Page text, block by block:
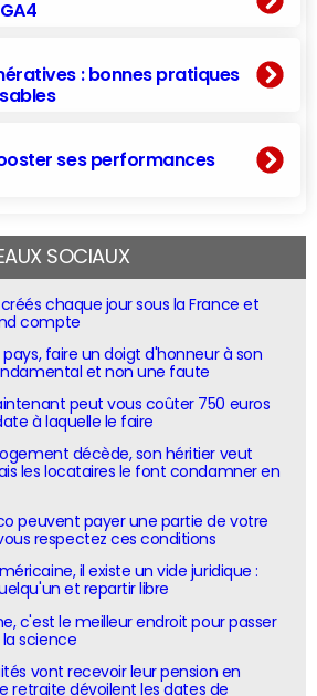
: bonnes pratiques
ses performances
SOCIAUX
chaque jour sous la France et
compte
faire un doigt d'honneur à son
et non une faute
peut vous coûter 750 euros
à laquelle le faire
décède, son héritier veut
les locataires le font condamner en
peuvent payer une partie de votre
respectez ces conditions
il existe un vide juridique :
et repartir libre
c'est le meilleur endroit pour passer
science
vont recevoir leur pension en
retraite dévoilent les dates de